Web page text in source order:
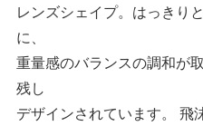
レンズシェイプ。はっきり
に、
重量感のバランスの調和が
残し
デザインされています。 飛